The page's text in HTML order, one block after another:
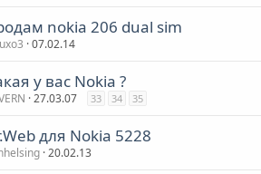
nokia 206 dual sim
07.02.14
у вас Nokia ?
27.03.07 33 34 35
для Nokia 5228
20.02.13